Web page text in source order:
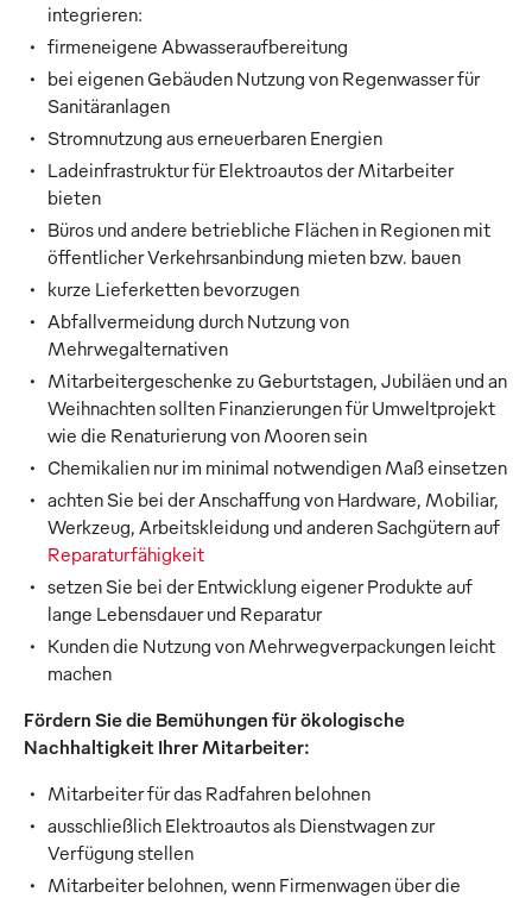
integrieren:
firmeneigene Abwasseraufbereitung
bei eigenen Gebäuden Nutzung von Regenwasser für
Sanitäranlagen
Stromnutzung aus erneuerbaren Energien
Ladeinfrastruktur für Elektroautos der Mitarbeiter
bieten
Büros und andere betriebliche Flächen in Regionen mit
öffentlicher Verkehrsanbindung mieten bzw. bauen
kurze Lieferketten bevorzugen
Abfallvermeidung durch Nutzung von
Mehrwegalternativen
Mitarbeitergeschenke zu Geburtstagen, Jubiläen und an
Weihnachten sollten Finanzierungen für Umweltprojekt
wie die Renaturierung von Mooren sein
Chemikalien nur im minimal notwendigen Maß einsetzen
achten Sie bei der Anschaffung von Hardware, Mobiliar,
Werkzeug, Arbeitskleidung und anderen Sachgütern auf
Reparaturfähigkeit
setzen Sie bei der Entwicklung eigener Produkte auf
lange Lebensdauer und Reparatur
Kunden die Nutzung von Mehrwegverpackungen leicht
machen
Fördern Sie die Bemühungen für ökologische
Nachhaltigkeit Ihrer Mitarbeiter:
Mitarbeiter für das Radfahren belohnen
ausschließlich Elektroautos als Dienstwagen zur
Verfügung stellen
Mitarbeiter belohnen, wenn Firmenwagen über die